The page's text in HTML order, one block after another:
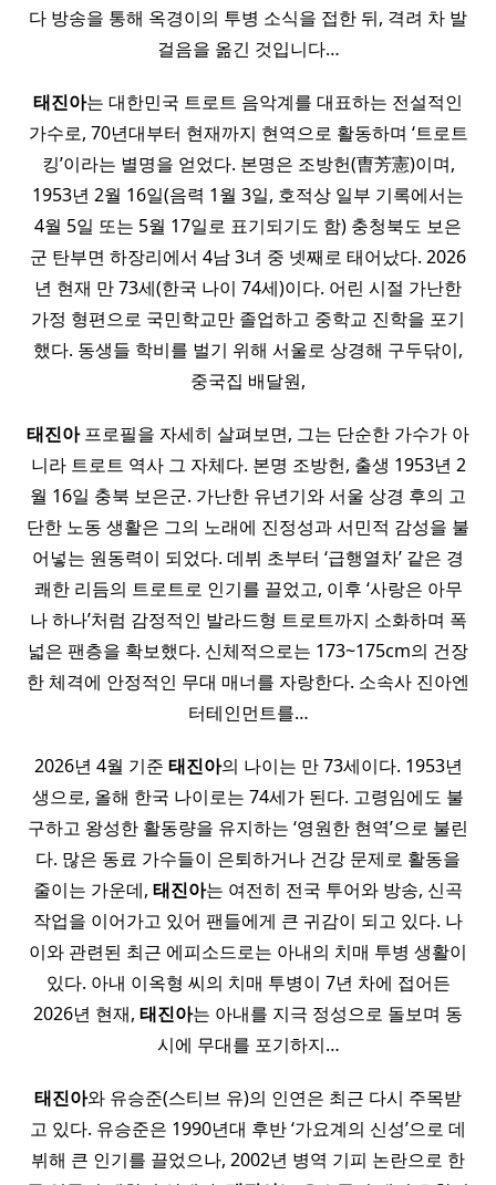
다 방송을 통해 옥경이의 투병 소식을 접한 뒤, 격려 차 발
걸음을 옮긴 것입니다…
태진아는 대한민국 트로트 음악계를 대표하는 전설적인
가수로, 70년대부터 현재까지 현역으로 활동하며 ‘트로트
킹’이라는 별명을 얻었다. 본명은 조방헌(曺芳憲)이며,
1953년 2월 16일(음력 1월 3일, 호적상 일부 기록에서는
4월 5일 또는 5월 17일로 표기되기도 함) 충청북도 보은
군 탄부면 하장리에서 4남 3녀 중 넷째로 태어났다. 2026
년 현재 만 73세(한국 나이 74세)이다. 어린 시절 가난한
가정 형편으로 국민학교만 졸업하고 중학교 진학을 포기
했다. 동생들 학비를 벌기 위해 서울로 상경해 구두닦이,
중국집 배달원,
태진아프로필을 자세히 살펴보면, 그는 단순한 가수가 아
니라 트로트 역사 그 자체다. 본명 조방헌, 출생 1953년 2
월 16일 충북 보은군. 가난한 유년기와 서울 상경 후의 고
단한 노동 생활은 그의 노래에 진정성과 서민적 감성을 불
어넣는 원동력이 되었다. 데뷔 초부터 ‘급행열차’ 같은 경
쾌한 리듬의 트로트로 인기를 끌었고, 이후 ‘사랑은 아무
나 하나’처럼 감정적인 발라드형 트로트까지 소화하며 폭
넓은 팬층을 확보했다. 신체적으로는 173~175cm의 건장
한 체격에 안정적인 무대 매너를 자랑한다. 소속사 진아엔
터테인먼트를…
2026년 4월 기준 태진아의 나이는 만 73세이다. 1953년
생으로, 올해 한국 나이로는 74세가 된다. 고령임에도 불
구하고 왕성한 활동량을 유지하는 ‘영원한 현역’으로 불린
다. 많은 동료 가수들이 은퇴하거나 건강 문제로 활동을
줄이는 가운데, 태진아는 여전히 전국 투어와 방송, 신곡
작업을 이어가고 있어 팬들에게 큰 귀감이 되고 있다. 나
이와 관련된 최근 에피소드로는 아내의 치매 투병 생활이
있다. 아내 이옥형 씨의 치매 투병이 7년 차에 접어든
2026년 현재, 태진아는 아내를 지극 정성으로 돌보며 동
시에 무대를 포기하지…
태진아와 유승준(스티브 유)의 인연은 최근 다시 주목받
고 있다. 유승준은 1990년대 후반 ‘가요계의 신성’으로 데
뷔해 큰 인기를 끌었으나, 2002년 병역 기피 논란으로 한